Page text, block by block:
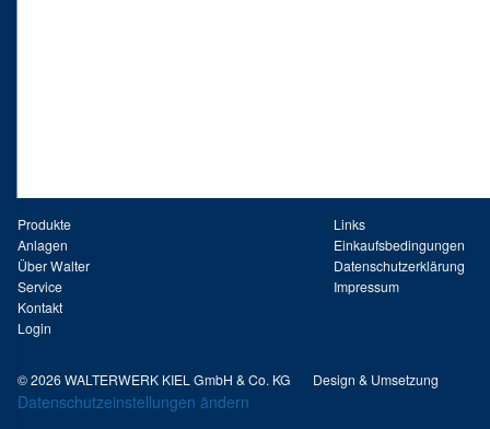
Produkte
Anlagen
Über Walter
Service
Kontakt
Login
Links
Einkaufsbedingungen
Datenschutzerklärung
Impressum
© 2026 WALTERWERK KIEL GmbH & Co. KG Design & Umsetzung
Datenschutzeinstellungen ändern